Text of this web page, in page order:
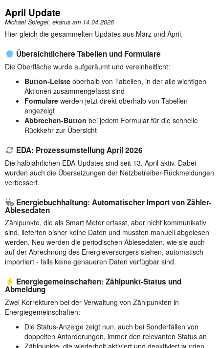
April Update
Michael Spiegel, ekarus am 14.04.2026
Hier gleich die gesammelten Updates aus März und April.
Übersichtlichere Tabellen und Formulare
Die Oberfläche wurde aufgeräumt und vereinheitlicht:
Button-Leiste oberhalb von Tabellen, in der alle wichtigen
Aktionen zusammengefasst sind
Formulare werden jetzt direkt oberhalb von Tabellen
angezeigt
Abbrechen-Button bei jedem Formular für die schnelle
Rückkehr zur Übersicht
EDA: Prozessumstellung April 2026
Die halbjährlichen EDA-Updates sind seit 13. April aktiv. Dabei
wurden auch die Übersetzungen der Netzbetreiber-Rückmeldungen
verbessert.
Energiebuchhaltung: Automatischer Import von Zähler-
Ablesedaten
Zählpunkte, die als Smart Meter erfasst, aber nicht kommunikativ
sind, lieferten bisher keine Daten und mussten manuell abgelesen
werden. Neu werden die periodischen Ablesedaten, wie sie auch
auf der Abrechnung des Energieversorgers stehen, automatisch
importiert - falls keine genaueren Daten verfügbar sind.
Energiegemeinschaften: Zählpunkt-Status und
Abmeldung
Zwei Korrekturen bei der Verwaltung von Zählpunkten in
Energiegemeinschaften:
Die Status-Anzeige zeigt nun, auch bei Sonderfällen von
doppelten Anforderungen, immer den relevanten Status an